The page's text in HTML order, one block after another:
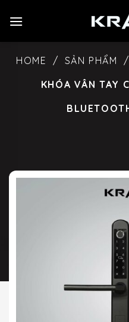
đến
HOME / SẢN PHẨM /
KHÓA VÂN TAY